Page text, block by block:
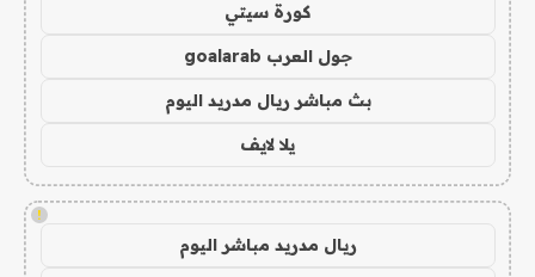
كورة سيتي
جول العرب goalarab
بث مباشر ريال مدريد اليوم
يلا لايف
!
ريال مدريد مباشر اليوم